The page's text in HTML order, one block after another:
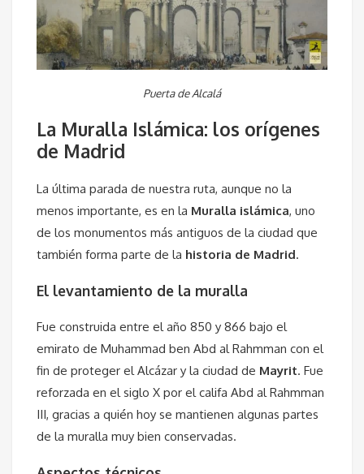
Puerta de Alcalá
La Muralla Islámica: los orígenes
de Madrid
La última parada de nuestra ruta, aunque no la
menos importante, es en la Muralla islámica, uno
de los monumentos más antiguos de la ciudad que
también forma parte de la historia de Madrid.
El levantamiento de la muralla
Fue construida entre el año 850 y 866 bajo el
emirato de Muhammad ben Abd al Rahmman con el
fin de proteger el Alcázar y la ciudad de Mayrit. Fue
reforzada en el siglo X por el califa Abd al Rahmman
III, gracias a quién hoy se mantienen algunas partes
de la muralla muy bien conservadas.